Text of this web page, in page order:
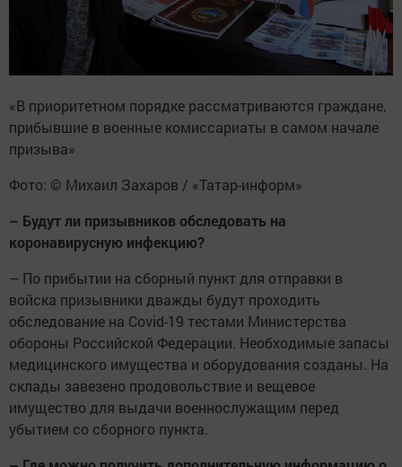
«В приоритетном порядке рассматриваются граждане,
прибывшие в военные комиссариаты в самом начале
призыва»
Фото: © Михаил Захаров / «Татар-информ»
– Будут ли призывников обследовать на
коронавирусную инфекцию?
– По прибытии на сборный пункт для отправки в
войска призывники дважды будут проходить
обследование на Covid-19 тестами Министерства
обороны Российской Федерации. Необходимые запасы
медицинского имущества и оборудования созданы. На
склады завезено продовольствие и вещевое
имущество для выдачи военнослужащим перед
убытием со сборного пункта.